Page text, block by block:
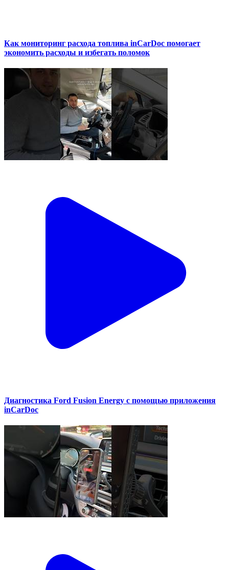
Как мониторинг расхода топлива inCarDoc помогает
экономить расходы и избегать поломок
Диагностика Ford Fusion Energy с помощью приложения
inCarDoc